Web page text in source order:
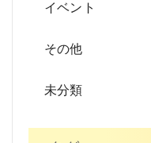
イベント
その他
未分類